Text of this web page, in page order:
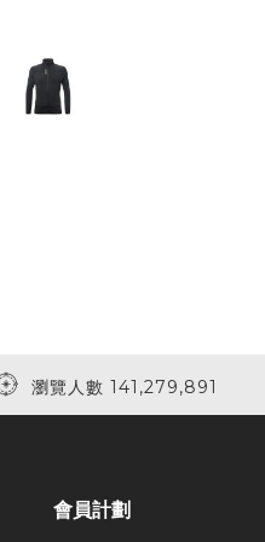
瀏覽人數 141,279,891
會員計劃